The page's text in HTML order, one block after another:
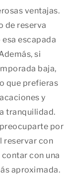
ventajas.
de reserva
escapada
si
baja,
que prefieras
y
tranquilidad.
por
reservar con
con una
aproximada.